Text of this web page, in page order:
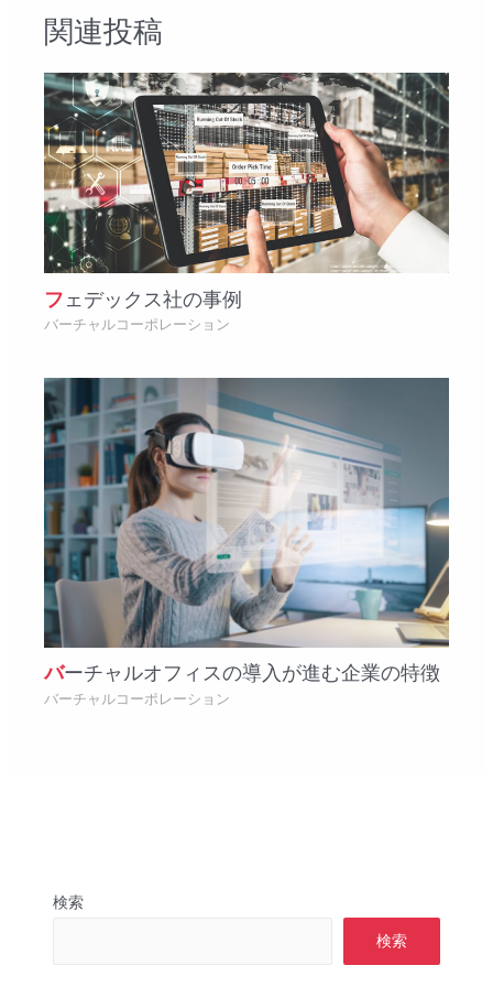
ー
ョ
ン
関連投稿
フェデックス社の事例
バーチャルコーポレーション
バーチャルオフィスの導入が進む企業の特徴
バーチャルコーポレーション
検索
検索